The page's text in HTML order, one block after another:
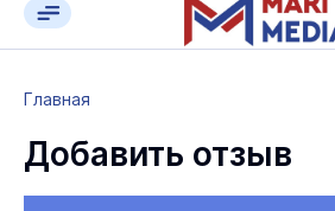
Главная
Добавить отзыв